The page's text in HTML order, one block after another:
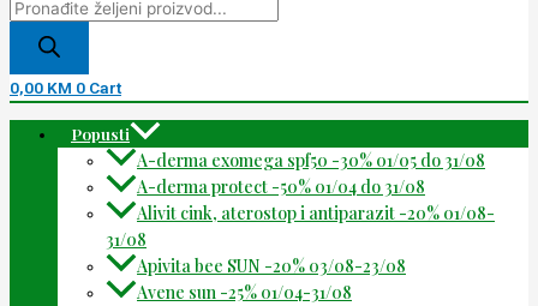
0,00 KM 0 Cart
Popusti
A-derma exomega spf50 -30% 01/05 do 31/08
A-derma protect -50% 01/04 do 31/08
Alivit cink, aterostop i antiparazit -20% 01/08-
31/08
Apivita bee SUN -20% 03/08-23/08
Avene sun -25% 01/04-31/08